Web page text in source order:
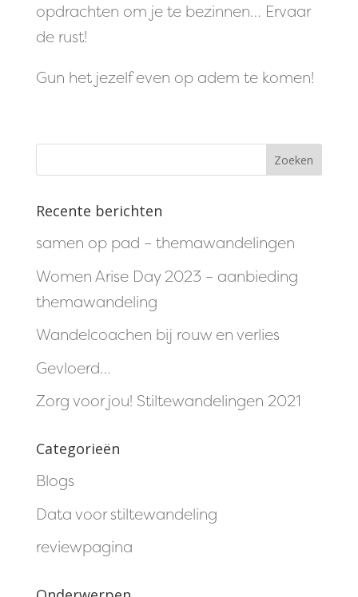
opdrachten om je te bezinnen… Ervaar
de rust!
Gun het jezelf even op adem te komen!
Recente berichten
samen op pad – themawandelingen
Women Arise Day 2023 – aanbieding
themawandeling
Wandelcoachen bij rouw en verlies
Gevloerd…
Zorg voor jou! Stiltewandelingen 2021
Categorieën
Blogs
Data voor stiltewandeling
reviewpagina